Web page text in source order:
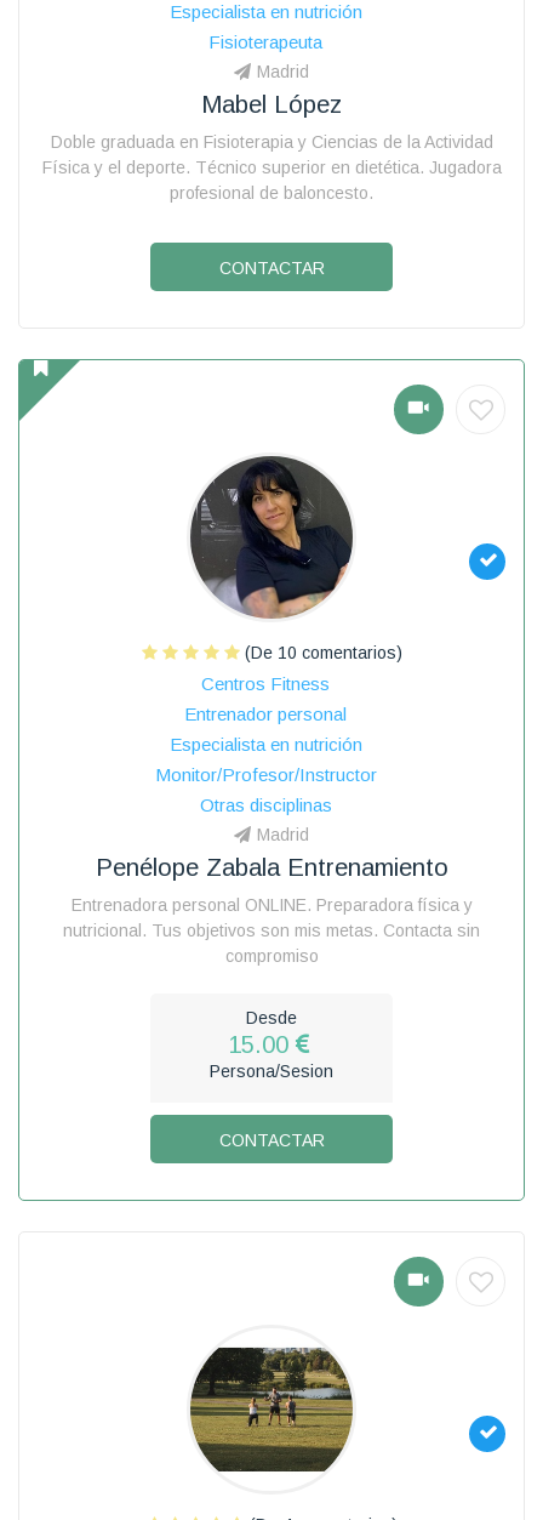
Especialista en nutrición
Fisioterapeuta
Madrid
Mabel López
Doble graduada en Fisioterapia y Ciencias de la Actividad
Física y el deporte. Técnico superior en dietética. Jugadora
profesional de baloncesto.
CONTACTAR
(De 10 comentarios)
Centros Fitness
Entrenador personal
Especialista en nutrición
Monitor/Profesor/Instructor
Otras disciplinas
Madrid
Penélope Zabala Entrenamiento
Entrenadora personal ONLINE. Preparadora física y
nutricional. Tus objetivos son mis metas. Contacta sin
compromiso
Desde
15.00
Persona/Sesion
CONTACTAR